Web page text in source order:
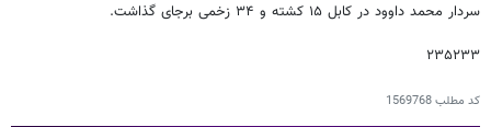
سردار محمد داوود در کابل ۱۵ کشته و ۳۴ زخمی برجای گذاشت.
۲۳۵۲۳۳
کد مطلب1569768